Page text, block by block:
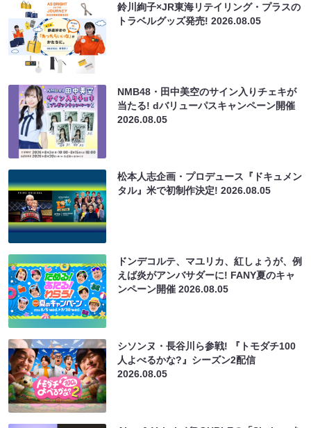
鈴川絢子×JR東海リテイリング・プラスの
トラベルグッズ発売!2026.08.05
NMB48・田中美空のサイン入りチェキが
当たる! dバリューパスキャンペーン開催
2026.08.05
松本人志企画・プロデュース『ドキュメン
タル』米で初制作決定!2026.08.05
ドンデコルテ、マユリカ、紅しょうが、例
えば炎がアンバサダーに! FANY夏のキャ
ンペーン開催2026.08.05
シソンヌ・長谷川ら参戦! 『トモダチ100
人よべるかな?』シーズン2配信
2026.08.05